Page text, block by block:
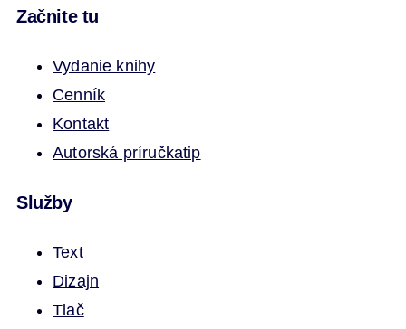
Začnite tu
Vydanie knihy
Cenník
Kontakt
Autorská príručkatip
Služby
Text
Dizajn
Tlač